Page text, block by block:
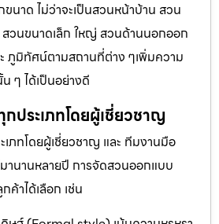
นาด ไม่ว่าจะเป็นสวนหน้าบ้าน สวน
วนขนาดเล็ก ใหญ่ สวนด้านนอกออก
ภูมิทัศน์ตามสถานที่ต่าง ๆเพิ่มความ
ๆ ได้เป็นอย่างดี
ประเภทโดยผู้เชี่ยวชาญ
ภทโดยผู้เชี่ยวชาญ และ ทีมงานมือ
นานหลายปี การจัดสวนออกแบบ
ค้าได้เลือก เช่น